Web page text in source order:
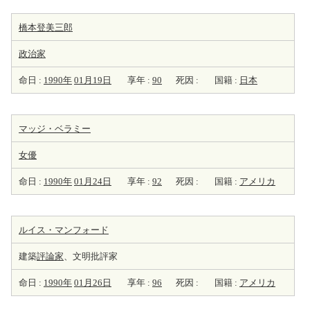
橋本登美三郎
政治家
命日 : 1990年 01月19日 享年 : 90 死因 : 国籍 : 日本
マッジ・ベラミー
女優
命日 : 1990年 01月24日 享年 : 92 死因 : 国籍 : アメリカ
ルイス・マンフォード
建築評論家、文明批評家
命日 : 1990年 01月26日 享年 : 96 死因 : 国籍 : アメリカ